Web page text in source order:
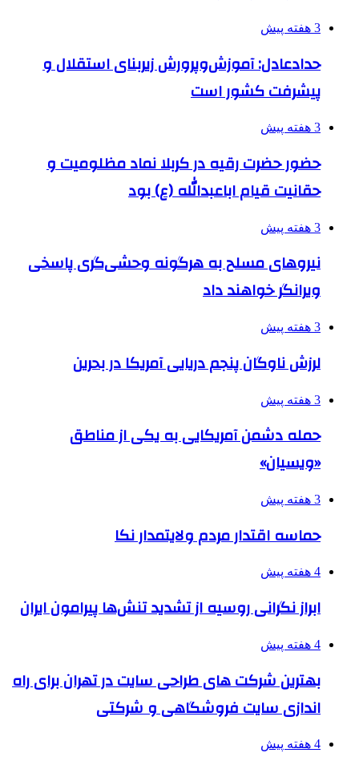
3 هفته پیش
حدادعادل: آموزش‌وپرورش زیربنای استقلال و
پیشرفت کشور است
3 هفته پیش
حضور حضرت رقیه در کربلا نماد مظلومیت و
حقانیت قیام اباعبدالله (ع) بود
3 هفته پیش
نیروهای مسلح به هرگونه وحشی‌گری پاسخی
ویرانگر خواهند داد
3 هفته پیش
لرزش ناوگان پنجم دریایی آمریکا در بحرین
3 هفته پیش
حمله دشمن آمریکایی به یکی از مناطق
«ویسیان»
3 هفته پیش
حماسه اقتدار مردم ولایتمدار نکا
4 هفته پیش
ابراز نگرانی روسیه از تشدید تنش‌ها پیرامون ایران
4 هفته پیش
بهترین شرکت های طراحی سایت در تهران برای راه
اندازی سایت فروشگاهی و شرکتی
4 هفته پیش